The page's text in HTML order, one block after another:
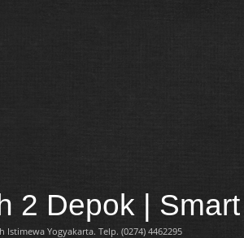
2 Depok |
Istimewa Yogyakarta. Telp. (0274) 4462295